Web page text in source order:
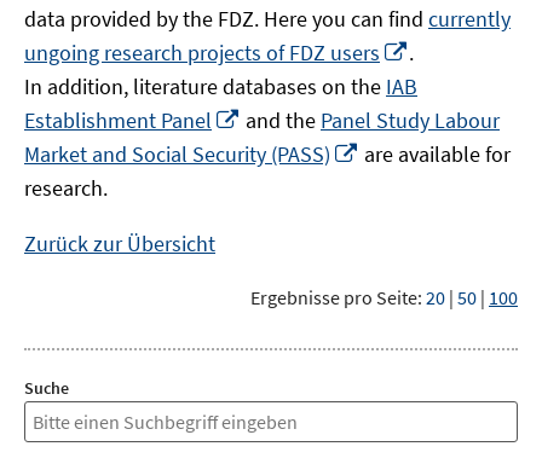
data provided by the FDZ. Here you can find currently
ungoing research projects of FDZ users
neuem
Fenster
öffnen
.
In addition, literature databases on the IAB
Establishment Panel
In
neuem
Fenster
and the Panel Study Labour
Market and Social Security (PASS)
In
are available for
research.
Zurück zur Übersicht
Ergebnisse pro Seite: 20 | 50 | 100
Suche